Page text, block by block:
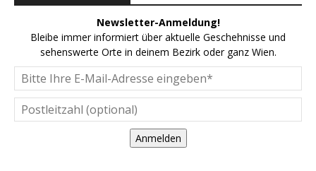
Newsletter-Anmeldung!
Bleibe immer informiert über aktuelle Geschehnisse und
sehenswerte Orte in deinem Bezirk oder ganz Wien.
Anmelden